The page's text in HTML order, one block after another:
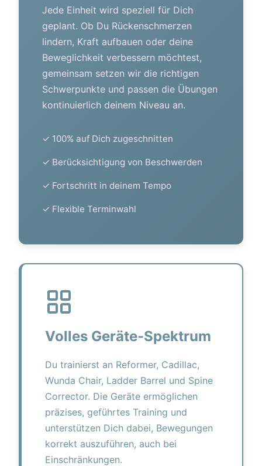
Jede Einheit wird speziell für Dich
geplant. Ob Du Rückenschmerzen
lindern, Kraft aufbauen oder deine
Beweglichkeit verbessern möchtest,
gemeinsam setzen wir die richtigen
Schwerpunkte und passen die Übungen
kontinuierlich deinem Niveau an.
✓ 100% auf Dich zugeschnitten
✓ Berücksichtigung von Beschwerden
✓ Fortschritt in deinem Tempo
✓ Flexible Terminwahl
Volles Geräte-Spektrum
Du trainierst an Reformer, Cadillac,
Wunda Chair, Ladder Barrel und Spine
Corrector. Die Geräte ermöglichen
präzises, geführtes Training und
unterstützen Dich dabei, Bewegungen
korrekt auszuführen, auch bei
Einschränkungen.